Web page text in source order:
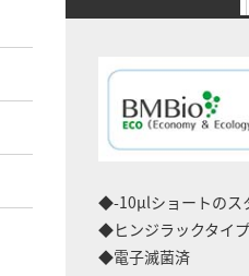
◆-10μlショートのス
◆ヒンジラックタイプ
◆電子滅菌済